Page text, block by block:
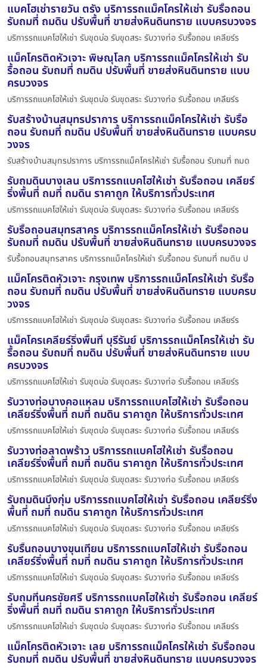
แบคโฮเช่ารายวัน ตรัง บริการรถแม็คโครให้เช่า รับรื้อถอน
รับถมที่ ถมดิน ปรับพื้นที่ ขายส่งหินดินทราย แบบครบวงจร
บริการรถแบคโฮให้เช่า รับขุดบ่อ รับขุดสระ รับวางท่อ รับรื้อถอน เคลียร์ร
แม็คโครติดหัวเจาะ พิษณุโลก บริการรถแม็คโครให้เช่า รับ
รื้อถอน รับถมที่ ถมดิน ปรับพื้นที่ ขายส่งหินดินทราย แบบ
ครบวงจร
บริการรถแบคโฮให้เช่า รับขุดบ่อ รับขุดสระ รับวางท่อ รับรื้อถอน เคลียร์ร
รับสร้างบ้านสมุทรปราการ บริการรถแม็คโครให้เช่า รับรื้อ
ถอน รับถมที่ ถมดิน ปรับพื้นที่ ขายส่งหินดินทราย แบบครบ
วงจร
รับสร้างบ้านสมุทรปราการ บริการรถแม็คโครให้เช่า รับรื้อถอน รับถมที่ ถมด
รับถมดินบางเลน บริการรถแบคโฮให้เช่า รับรื้อถอน เคลียร์
ริ่งพื้นที่ ถมที่ ถมดิน ราคาถูก ให้บริการทั่วประเทศ
บริการรถแบคโฮให้เช่า รับขุดบ่อ รับขุดสระ รับวางท่อ รับรื้อถอน เคลียร์ร
รับรื้อถอนสมุทรสาคร บริการรถแม็คโครให้เช่า รับรื้อถอน
รับถมที่ ถมดิน ปรับพื้นที่ ขายส่งหินดินทราย แบบครบวงจร
รับรื้อถอนสมุทรสาคร บริการรถแม็คโครให้เช่า รับรื้อถอน รับถมที่ ถมดิน ป
แม็คโครติดหัวเจาะ กรุงเทพ บริการรถแม็คโครให้เช่า รับรื้อ
ถอน รับถมที่ ถมดิน ปรับพื้นที่ ขายส่งหินดินทราย แบบครบ
วงจร
บริการรถแบคโฮให้เช่า รับขุดบ่อ รับขุดสระ รับวางท่อ รับรื้อถอน เคลียร์ร
แม็คโครเคลียร์ริ่งพื้นที่ บุรีรัมย์ บริการรถแม็คโครให้เช่า รับ
รื้อถอน รับถมที่ ถมดิน ปรับพื้นที่ ขายส่งหินดินทราย แบบ
ครบวงจร
บริการรถแบคโฮให้เช่า รับขุดบ่อ รับขุดสระ รับวางท่อ รับรื้อถอน เคลียร์ร
รับวางท่อบางคอแหลม บริการรถแบคโฮให้เช่า รับรื้อถอน
เคลียร์ริ่งพื้นที่ ถมที่ ถมดิน ราคาถูก ให้บริการทั่วประเทศ
บริการรถแบคโฮให้เช่า รับขุดบ่อ รับขุดสระ รับวางท่อ รับรื้อถอน เคลียร์ร
รับวางท่อลาดพร้าว บริการรถแบคโฮให้เช่า รับรื้อถอน
เคลียร์ริ่งพื้นที่ ถมที่ ถมดิน ราคาถูก ให้บริการทั่วประเทศ
บริการรถแบคโฮให้เช่า รับขุดบ่อ รับขุดสระ รับวางท่อ รับรื้อถอน เคลียร์ร
รับถมดินบึงกุ่ม บริการรถแบคโฮให้เช่า รับรื้อถอน เคลียร์ริ่ง
พื้นที่ ถมที่ ถมดิน ราคาถูก ให้บริการทั่วประเทศ
บริการรถแบคโฮให้เช่า รับขุดบ่อ รับขุดสระ รับวางท่อ รับรื้อถอน เคลียร์ร
รับรื้นถอนบางขุนเทียน บริการรถแบคโฮให้เช่า รับรื้อถอน
เคลียร์ริ่งพื้นที่ ถมที่ ถมดิน ราคาถูก ให้บริการทั่วประเทศ
บริการรถแบคโฮให้เช่า รับขุดบ่อ รับขุดสระ รับวางท่อ รับรื้อถอน เคลียร์ร
รับถมที่นครชัยศรี บริการรถแบคโฮให้เช่า รับรื้อถอน เคลียร์
ริ่งพื้นที่ ถมที่ ถมดิน ราคาถูก ให้บริการทั่วประเทศ
บริการรถแบคโฮให้เช่า รับขุดบ่อ รับขุดสระ รับวางท่อ รับรื้อถอน เคลียร์ร
แม็คโครติดหัวเจาะ เลย บริการรถแม็คโครให้เช่า รับรื้อถอน
รับถมที่ ถมดิน ปรับพื้นที่ ขายส่งหินดินทราย แบบครบวงจร